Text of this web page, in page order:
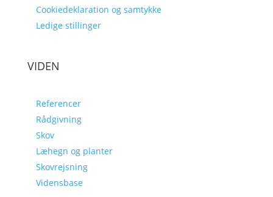
Cookiedeklaration og samtykke
Ledige stillinger
VIDEN
Referencer
Rådgivning
Skov
Læhegn og planter
Skovrejsning
Vidensbase